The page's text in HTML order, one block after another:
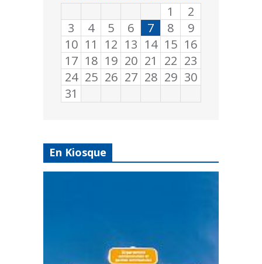
1
2
3
4 5 6 7 8
9
10 11 12 13 14 15 16
17 18 19 20 21 22 23
24 25 26 27 28 29 30
31
En Kiosque